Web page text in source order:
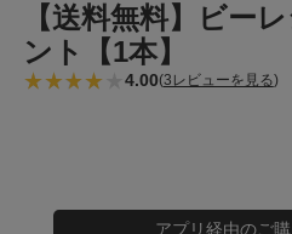
【送料無料】ビー
ント【1本】
4.00(3レビューを見る)
アプリ経由のご